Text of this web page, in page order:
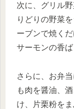
次に、グリル
りどりの野菜
ーブンで焼く
サーモンの香ば
さらに、お弁
も肉を醤油、
け、片栗粉を